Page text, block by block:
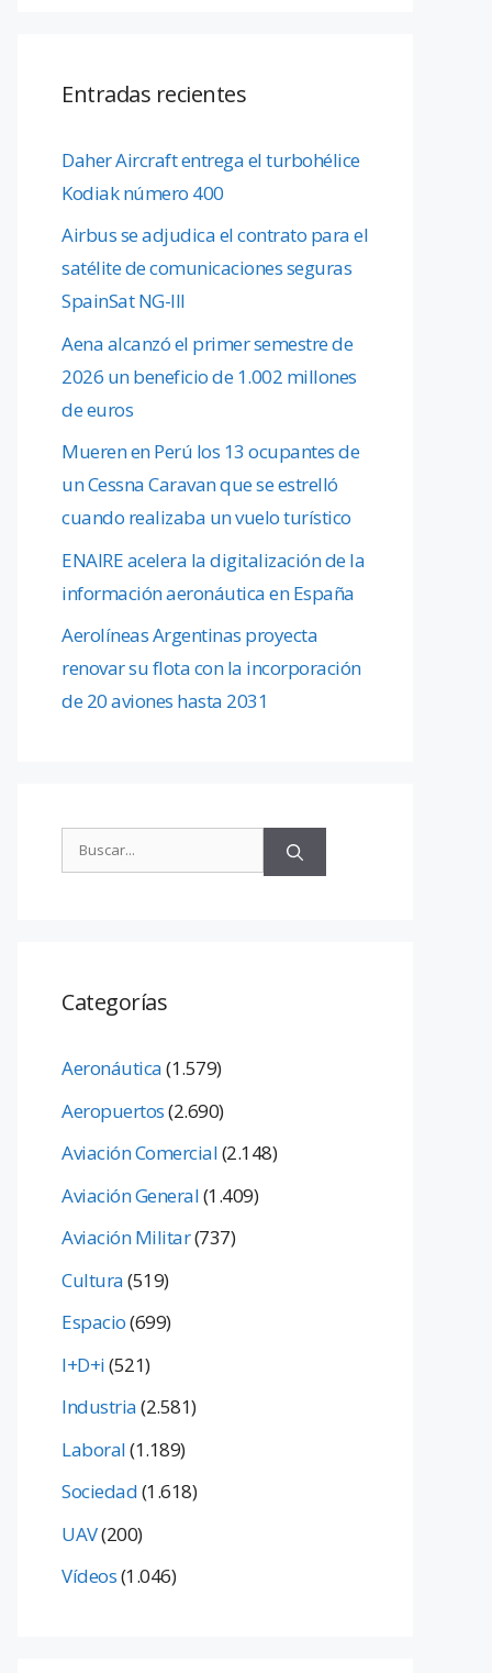
Entradas recientes
Daher Aircraft entrega el turbohélice
Kodiak número 400
Airbus se adjudica el contrato para el
satélite de comunicaciones seguras
SpainSat NG-III
Aena alcanzó el primer semestre de
2026 un beneficio de 1.002 millones
de euros
Mueren en Perú los 13 ocupantes de
un Cessna Caravan que se estrelló
cuando realizaba un vuelo turístico
ENAIRE acelera la digitalización de la
información aeronáutica en España
Aerolíneas Argentinas proyecta
renovar su flota con la incorporación
de 20 aviones hasta 2031
Categorías
Aeronáutica(1.579)
Aeropuertos(2.690)
Aviación Comercial(2.148)
Aviación General(1.409)
Aviación Militar(737)
Cultura(519)
Espacio(699)
I+D+i(521)
Industria(2.581)
Laboral(1.189)
Sociedad(1.618)
UAV(200)
Vídeos(1.046)